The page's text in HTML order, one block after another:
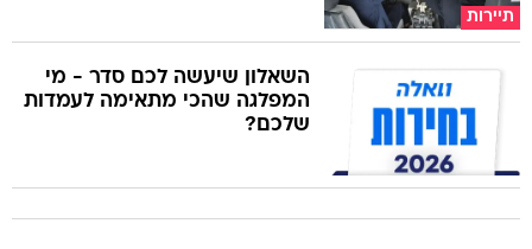
תיירות
השאלון שיעשה לכם סדר - מי
המפלגה שהכי מתאימה לעמדות
שלכם?